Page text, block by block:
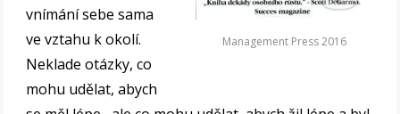
Management Press 2016
vnímání sebe sama
ve vztahu k okolí.
Neklade otázky, co
mohu udělat, abych